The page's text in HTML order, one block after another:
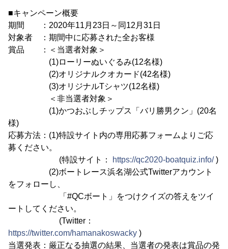
■キャンペーン概要
期間 ：2020年11月23日～同12月31日
対象者 ：期間中に応募された全お客様
賞品 ：＜当選者対象＞
(1)ローリーぬいぐるみ(12名様)
(2)オリジナルクオカード(42名様)
(3)オリジナルTシャツ(12名様)
＜非当選者対象＞
(1)かつおぶしチップス「バリ勝男クン」(20名
様)
応募方法：(1)特設サイト内の専用応募フォームよりご応
募ください。
(特設サイト：
https://qc2020-boatquiz.info/)
(2)ボートレース浜名湖公式Twitterアカウント
をフォローし、
「#QCボート」をつけクイズの答えをツイ
ートしてください。
(Twitter：
https://twitter.com/hamanakoswacky )
当選発表：厳正なる抽選の結果、当選者の発表は賞品の発